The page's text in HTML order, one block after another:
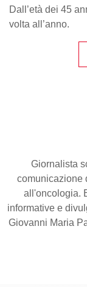
Dall’età dei 45
volta all’anno.
Giornalista
comunicazione
all'oncologia.
informative e
Giovanni Maria